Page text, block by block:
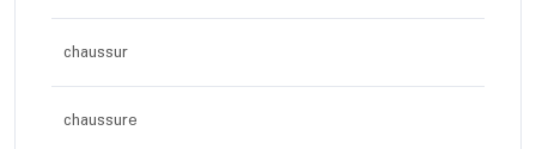
chaussur
chaussure